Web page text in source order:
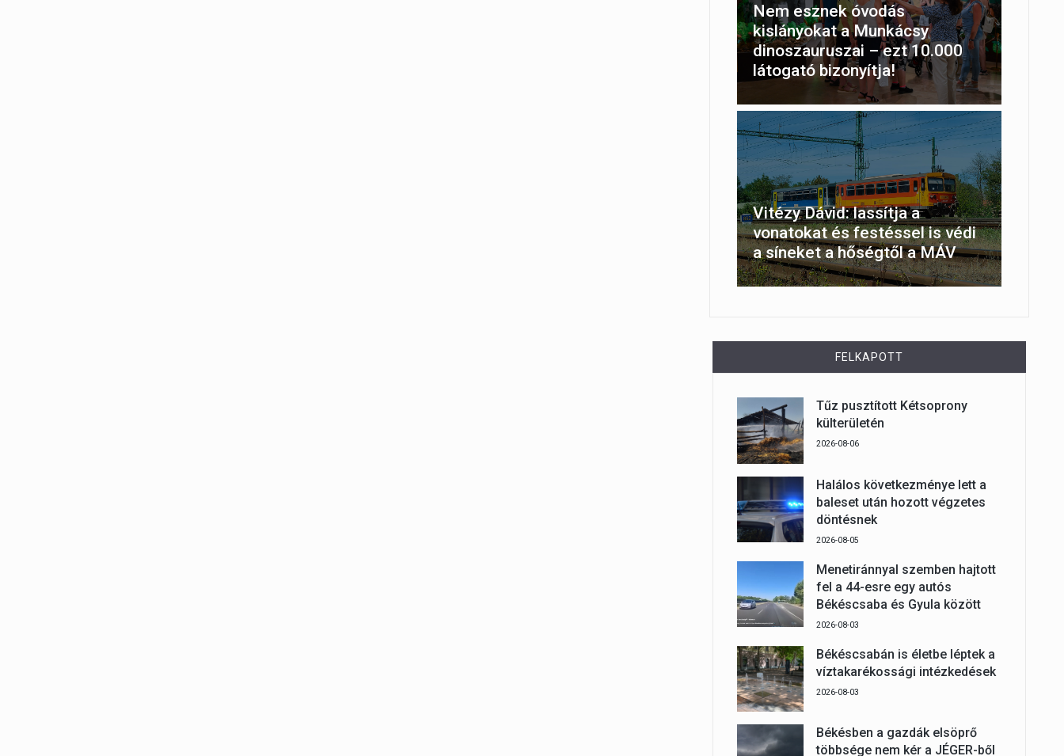
Nem esznek óvodás
kislányokat a Munkácsy
dinoszauruszai – ezt 10.000
látogató bizonyítja!
Vitézy Dávid: lassítja a
vonatokat és festéssel is védi
a síneket a hőségtől a MÁV
FELKAPOTT
Tűz pusztított Kétsoprony
külterületén
2026-08-06
Halálos következménye lett a
baleset után hozott végzetes
döntésnek
2026-08-05
Menetiránnyal szemben hajtott
fel a 44-esre egy autós
Békéscsaba és Gyula között
2026-08-03
Békéscsabán is életbe léptek a
víztakarékossági intézkedések
2026-08-03
Békésben a gazdák elsöprő
többsége nem kér a JÉGER-ből